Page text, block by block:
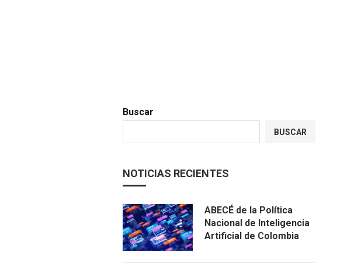
Buscar
BUSCAR
NOTICIAS RECIENTES
ABECÉ de la Política
Nacional de Inteligencia
Artificial de Colombia